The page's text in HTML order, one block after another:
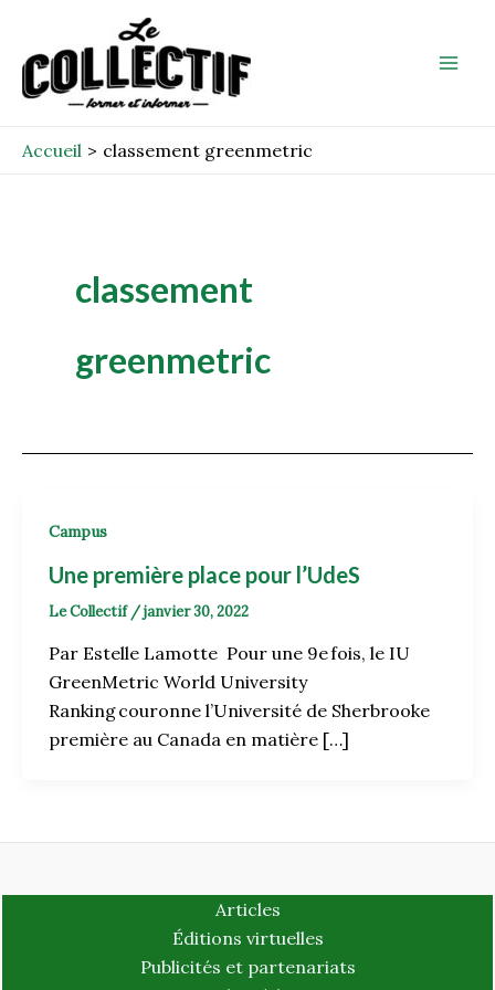
contenu
Accueil classement greenmetric
classement
greenmetric
Campus
Une première place pour l’UdeS
Le Collectif /janvier 30, 2022
Par Estelle Lamotte Pour une 9e fois, le IU
GreenMetric World University
Ranking couronne l’Université de Sherbrooke
première au Canada en matière […]
Articles
Éditions virtuelles
Publicités et partenariats